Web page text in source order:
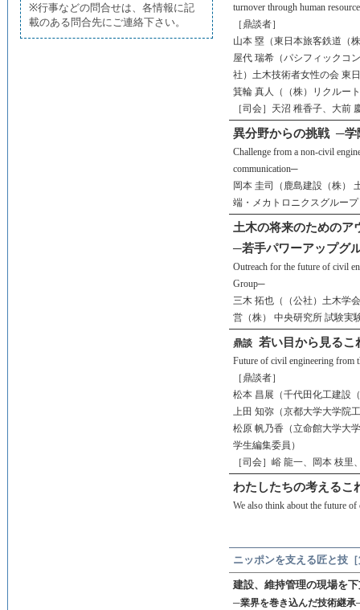
※行事などの問合せは、各情報に記
載のある問合先にご連絡下さい。
turnover through human
［鼎談者］
山本 塁（東日本旅客鉄道（
屋代 瑞希（パシフィックコ
社）土木技術者女性の会 東
箕輪 真人（（株）リクルー
［司会］天沼 稚香子、大前
異分野からの挑戦 ─学
Challenge from a non-civil
communication─
岡本 圭司（鹿島建設（株）
端・メカトロニクスグルー
土木の将来のためのア
─若手パワーアップグ
Outreach for the future of civil
Group─
三木 拓也（（公社）土木学
営（株） 中央研究所 試験実
鼎談 若い目から見るこ
Future of civil engineering from
［鼎談者］
松本 昌展（千代田化工建設
上田 知弥（京都大学大学院
松原 帆乃香（立命館大学大
学生編集委員）
［司会］峪 龍一、岡本 枝
わたしたちの考えるこ
We also think about the future
ニッポンを支える匠と技
建設、維持管理の現場を
─業界を巻き込んだ技術継承